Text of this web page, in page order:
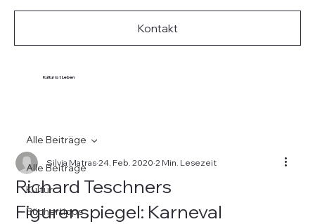
Kultur ist Leben
Kontakt
Alle Beiträge
Kultur
Büchertipps
Alle Beiträge
Richard Teschners
Figurenspiegel: Karneval
Silvia Matras 24. Feb. 2020 2 Min. Lesezeit